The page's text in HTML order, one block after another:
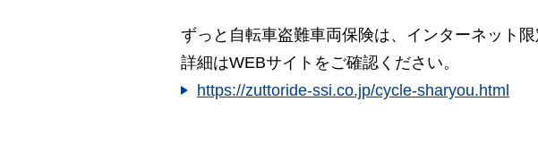
ずっと自転車盗難車両保険は、インターネット限
詳細はWEBサイトをご確認ください。
https://zuttoride-ssi.co.jp/cycle-sharyou.html